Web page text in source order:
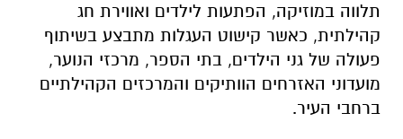
תלווה במוזיקה, הפתעות לילדים ואווירת חג
קהילתית, כאשר קישוט העגלות מתבצע בשיתוף
פעולה של גני הילדים, בתי הספר, מרכזי הנוער,
מועדוני האזרחים הוותיקים והמרכזים הקהילתיים
ברחבי העיר.